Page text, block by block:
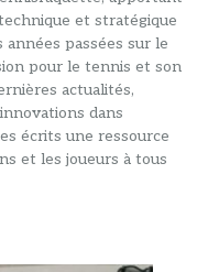
et stratégique
années passées sur le
pour le tennis et son
actualités,
dans
écrits une ressource
et les joueurs à tous